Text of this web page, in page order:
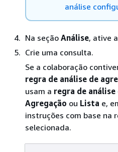
análise
Na seção Análise, ative a
Crie uma consulta.
Se a colaboração
regra de análise de
usam a regra de
Agregação ou Lista e,
instruções com base na
selecionada.